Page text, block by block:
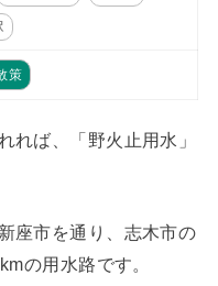
策
れば、「野火止用水」
座市を通り、志木市の
の用水路です。